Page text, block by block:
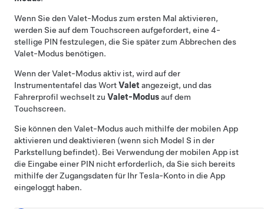
Wenn Sie den Valet-Modus zum ersten Mal aktivieren,
werden Sie auf dem Touchscreen aufgefordert, eine 4-
stellige PIN festzulegen, die Sie später zum Abbrechen des
Valet-Modus benötigen.
Wenn der Valet-Modus aktiv ist, wird aufder
Instrumententafel das WortValet angezeigt, und das
Fahrerprofil wechselt zu Valet-Modusauf dem
Touchscreen.
Sie können den Valet-Modus auch mithilfe der mobilen App
aktivieren und deaktivieren (wenn sich Model S in der
Parkstellung befindet). Bei Verwendung der mobilen App ist
die Eingabe einer PIN nicht erforderlich, da Sie sich bereits
mithilfe der Zugangsdaten für Ihr Tesla-Konto in die App
eingeloggt haben.